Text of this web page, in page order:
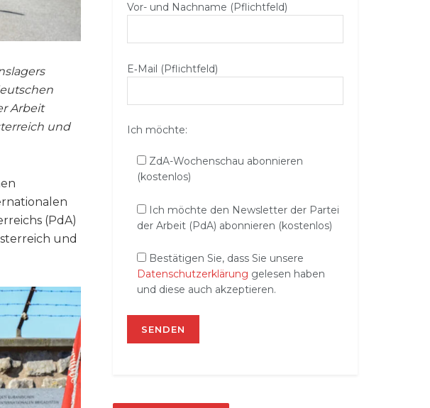
Arbeit
und
(PdA)
und
Vor- und Nachname (Pflichtfeld)
E‑Mail (Pflichtfeld)
Ich möchte:
ZdA-Wochenschau abonnieren
(kostenlos)
Ich möchte den Newsletter der Partei
der Arbeit (PdA) abonnieren (kostenlos)
Bestätigen Sie, dass Sie unsere
Datenschutzerklärung gelesen haben
und diese auch akzeptieren.